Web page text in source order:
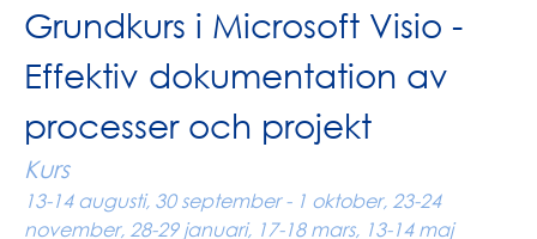
Grundkurs i Microsoft Visio -
Effektiv dokumentation av
processer och projekt
Kurs
13-14 augusti, 30 september - 1 oktober, 23-24
november, 28-29 januari, 17-18 mars, 13-14 maj